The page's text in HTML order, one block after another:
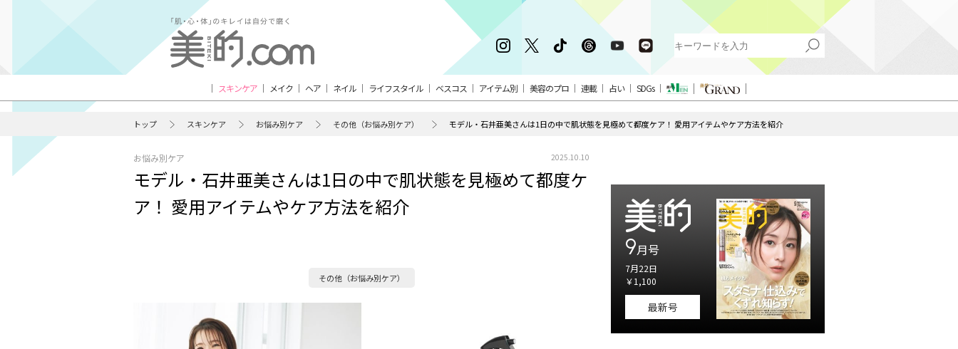
スキンケア メイク ヘア ネイル ライフスタイル ベスコス アイテム別 美容のプロ 連載 占い SDGs
トップ スキンケア お悩み別ケア その他（お悩み別ケア） モデル・石井亜美さんは1日の中で肌状態を見極めて都度ケア！ 愛用アイテムやケア方法を紹介
お悩み別ケア 2025.10.10
モデル・石井亜美さんは1日の中で肌状態を見極めて都度ケ
ア！ 愛用アイテムやケア方法を紹介
その他（お悩み別ケア）
9月号
7月22日
￥1,100
最新号